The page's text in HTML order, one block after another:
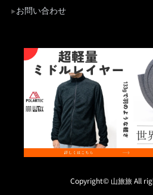
お問い合わせ
Copyright© 山旅旅 All